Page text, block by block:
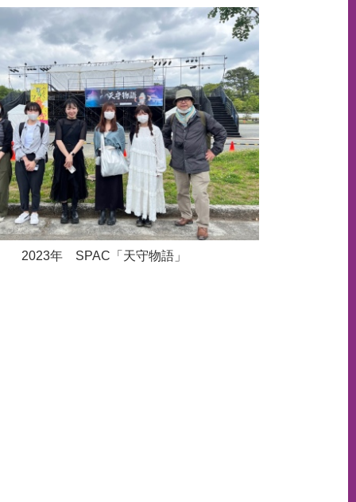
2023年 SPAC「天守物語」